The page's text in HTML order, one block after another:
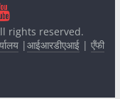
rights reserved.
|आईआरडीएआई| एँफी